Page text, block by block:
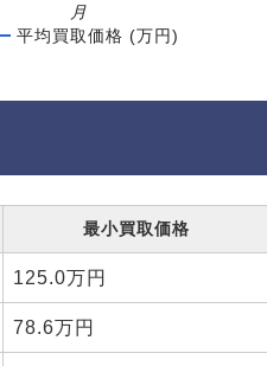
平均買取価格 (万円)
月
最小買取価格
125.0万円
78.6万円